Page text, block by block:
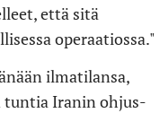
että sitä
operaatiossa."
ilmatilansa,
tuntia Iranin ohjus-